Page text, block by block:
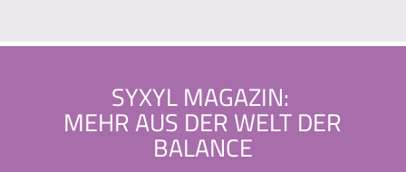
SYXYL MAGAZIN:
MEHR AUS DER WELT DER
BALANCE